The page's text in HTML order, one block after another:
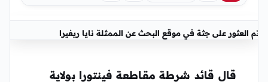
تم العثور على جثة في موقع البحث عن الممثلة نايا ريفيرا
قال قائد شرطة مقاطعة فينتورا بولاية